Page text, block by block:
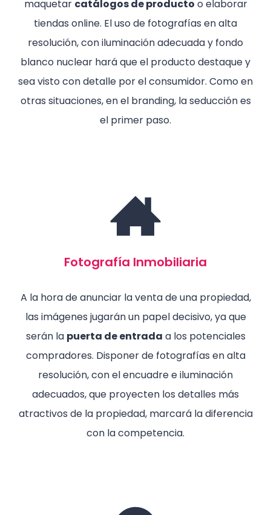
maquetar catálogos de producto o elaborar
tiendas online. El uso de fotografías en alta
resolución, con iluminación adecuada y fondo
blanco nuclear hará que el producto destaque y
sea visto con detalle por el consumidor. Como en
otras situaciones, en el branding, la seducción es
el primer paso.
Fotografía Inmobiliaria
A la hora de anunciar la venta de una propiedad,
las imágenes jugarán un papel decisivo, ya que
serán la puerta de entrada a los potenciales
compradores. Disponer de fotografías en alta
resolución, con el encuadre e iluminación
adecuados, que proyecten los detalles más
atractivos de la propiedad, marcará la diferencia
con la competencia.